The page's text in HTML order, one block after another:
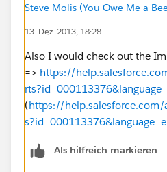
Steve Molis (You Owe Me a
13. Dez. 2013, 18:28
Also I would check out the
=> https://
(https://help.salesforce.com/
Als hilfreich markieren